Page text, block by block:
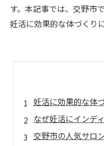
す。本記事では、交野市
妊活に効果的な体づくり
妊活に効果的な体
なぜ妊活にインデ
交野市の人気サロ